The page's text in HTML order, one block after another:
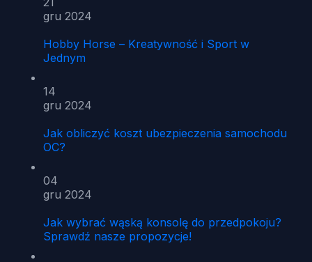
gru 2024
Hobby Horse – Kreatywność i Sport w
Jednym
14
gru 2024
Jak obliczyć koszt ubezpieczenia samochodu
OC?
04
gru 2024
Jak wybrać wąską konsolę do przedpokoju?
Sprawdź nasze propozycje!